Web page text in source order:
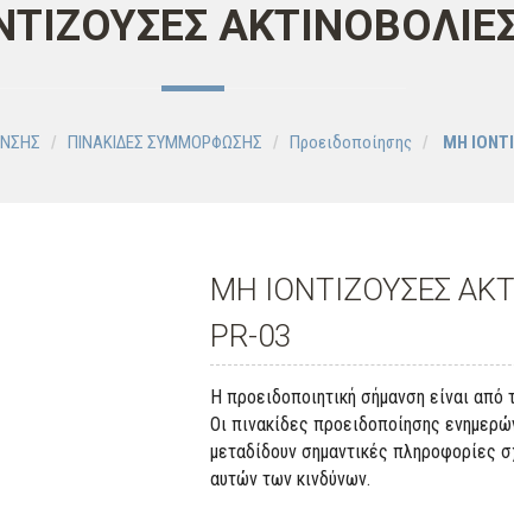
ΠΙΝΑΚΙΔΕΣ ΣΥΜΜΟΡΦΩΣΗΣ Προειδοποίησης ΜΗ
ΜΗ ΙΟΝΤΙΖΟΥΣΕΣ
PR-03
Η προειδοποιητική σήμανση είναι
Οι πινακίδες προειδοποίησης
μεταδίδουν σημαντικές πληροφορίες
αυτών των κινδύνων.